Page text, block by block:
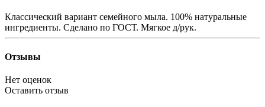
Классический вариант семейного мыла. 100% натуральные
ингредиенты. Сделано по ГОСТ. Мягкое д/рук.
Отзывы
Нет оценок
Оставить отзыв